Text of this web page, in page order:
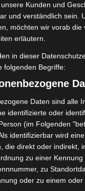
– Ihre Offset- und
Lettershop
München
Kunden und
und verständlich sein.
möchten wir vorab die
erläutern.
in dieser
folgenden Begriffe:
Daten sind alle
identifizierte oder
(im Folgenden
identifizierbar wird
die direkt oder indirekt,
zu einer Kennung
zu
oder zu einem oder